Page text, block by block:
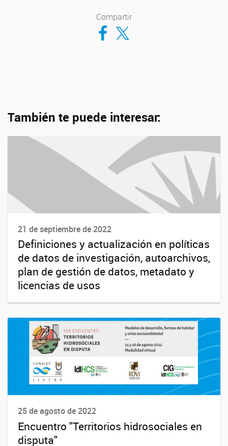
Compartir
Compartir en Facebook
Compartir en Twitter
También te puede interesar:
21 de septiembre de 2022
Definiciones y actualización en políticas
de datos de investigación, autoarchivos,
plan de gestión de datos, metadato y
licencias de usos
25 de agosto de 2022
Encuentro "Territorios hidrosociales en
disputa"